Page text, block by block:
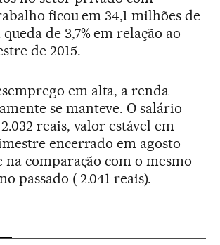
ficou em 34,1 milhões de
de 3,7% em relação ao
de 2015.
em alta, a renda
se manteve. O salário
reais, valor estável em
encerrado em agosto
na comparação com o mesmo
passado ( 2.041 reais).